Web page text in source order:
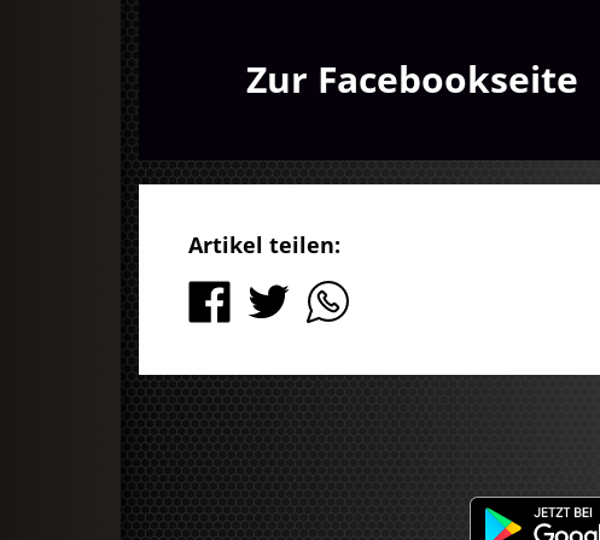
Zur Facebookseite
Artikel teilen: